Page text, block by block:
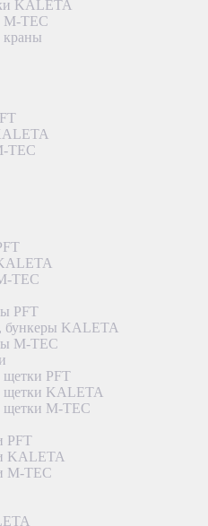
KALETA
M-TEC
краны
TEC
TEC
PFT
бункеры KALETA
M-TEC
PFT
KALETA
M-TEC
PFT
KALETA
M-TEC